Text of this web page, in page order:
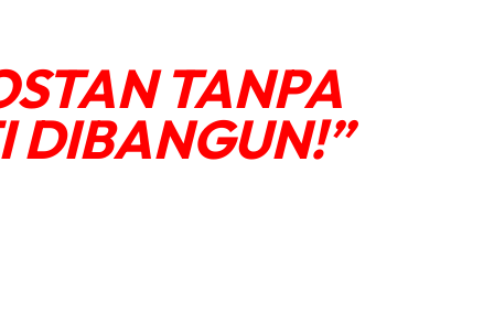
TANPA
DIBANGUN!”